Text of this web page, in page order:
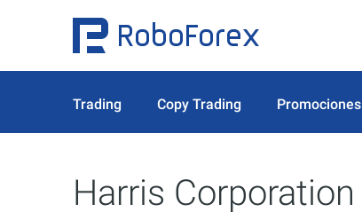
Trading Copy Trading Promociones
Harris Corporation